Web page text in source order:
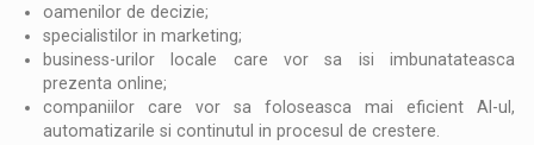
oamenilor de decizie;
specialistilor in marketing;
business-urilor locale care vor sa isi imbunatateasca
prezenta online;
companiilor care vor sa foloseasca mai eficient AI-ul,
automatizarile si continutul in procesul de crestere.